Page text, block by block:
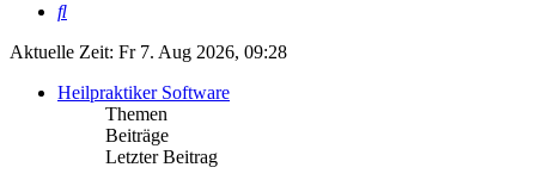
Suche
Aktuelle Zeit: Fr 7. Aug 2026, 09:28
Heilpraktiker Software
Themen
Beiträge
Letzter Beitrag